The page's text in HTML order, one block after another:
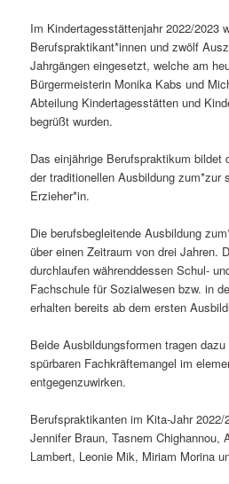
Im Kindertagesstättenjahr 2022/2023
Berufspraktikant*innen und zwölf
Jahrgängen eingesetzt, welche am
Bürgermeisterin Monika Kabs und
Abteilung Kindertagesstätten und
begrüßt wurden.
Das einjährige Berufspraktikum bildet
der traditionellen Ausbildung zum*zur
Erzieher*in.
Die berufsbegleitende Ausbildung
über einen Zeitraum von drei Jahren.
durchlaufen währenddessen Schul-
Fachschule für Sozialwesen bzw. in
erhalten bereits ab dem ersten
Beide Ausbildungsformen tragen
spürbaren Fachkräftemangel im
entgegenzuwirken.
Berufspraktikanten im Kita-Jahr 2022/
Jennifer Braun, Tasnem Chighannou,
Lambert, Leonie Mik, Miriam Morina